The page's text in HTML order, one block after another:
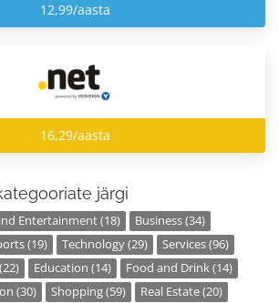
12,99/aasta
16,29/aasta
järgi
Entertainment (18)
Business (34)
(19) Technology (29)
Services (96)
Education (14)
Food and Drink (14)
(30)
Shopping (59)
Real Estate (20)